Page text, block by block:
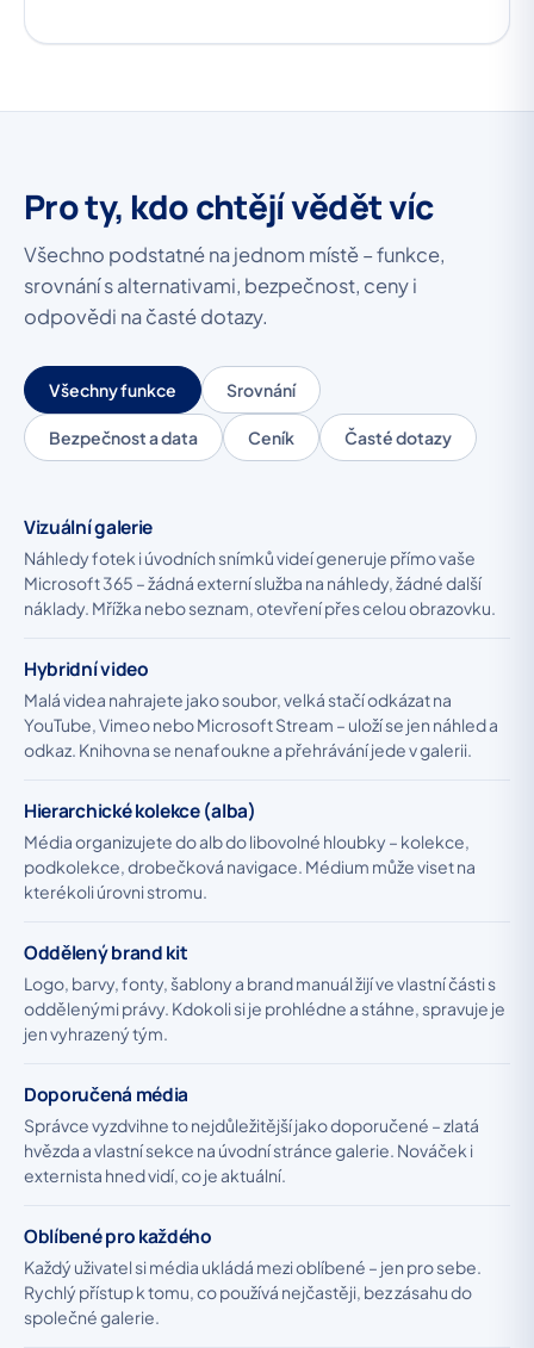
Pro ty, kdo chtějí vědět víc
Všechno podstatné na jednom místě – funkce,
srovnání s alternativami, bezpečnost, ceny i
odpovědi na časté dotazy.
Všechny funkce Srovnání
Bezpečnost a data Ceník Časté dotazy
Vizuální galerie
Náhledy fotek i úvodních snímků videí generuje přímo vaše
Microsoft 365 – žádná externí služba na náhledy, žádné další
náklady. Mřížka nebo seznam, otevření přes celou obrazovku.
Hybridní video
Malá videa nahrajete jako soubor, velká stačí odkázat na
YouTube, Vimeo nebo Microsoft Stream – uloží se jen náhled a
odkaz. Knihovna se nenafoukne a přehrávání jede v galerii.
Hierarchické kolekce (alba)
Média organizujete do alb do libovolné hloubky – kolekce,
podkolekce, drobečková navigace. Médium může viset na
kterékoli úrovni stromu.
Oddělený brand kit
Logo, barvy, fonty, šablony a brand manuál žijí ve vlastní části s
oddělenými právy. Kdokoli si je prohlédne a stáhne, spravuje je
jen vyhrazený tým.
Doporučená média
Správce vyzdvihne to nejdůležitější jako doporučené – zlatá
hvězda a vlastní sekce na úvodní stránce galerie. Nováček i
externista hned vidí, co je aktuální.
Oblíbené pro každého
Každý uživatel si média ukládá mezi oblíbené – jen pro sebe.
Rychlý přístup k tomu, co používá nejčastěji, bez zásahu do
společné galerie.